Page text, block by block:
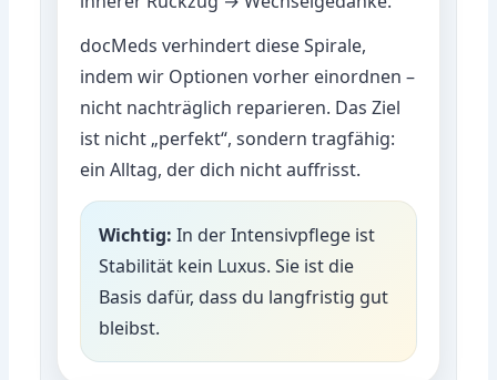
docMeds verhindert diese Spirale,
indem wir Optionen vorher einordnen –
nicht nachträglich reparieren. Das Ziel
ist nicht „perfekt“, sondern tragfähig:
ein Alltag, der dich nicht auffrisst.
Wichtig: In der Intensivpflege ist
Stabilität kein Luxus. Sie ist die
Basis dafür, dass du langfristig gut
bleibst.